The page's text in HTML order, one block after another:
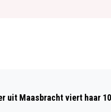
MET ROKEN":
ROOKVRIJE START
uit Maasbracht viert haar